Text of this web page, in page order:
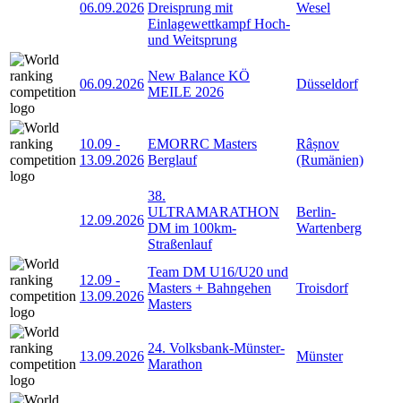
06.09.2026 Dreisprung mit
Einlagewettkampf Hoch-
und Weitsprung
Wesel
06.09.2026
New Balance KÖ
MEILE 2026
Düsseldorf
10.09 -
13.09.2026
EMORRC Masters
Berglauf
Râșnov
(Rumänien)
12.09.2026
38.
ULTRAMARATHON
DM im 100km-
Straßenlauf
Berlin-
Wartenberg
12.09 -
13.09.2026
Team DM U16/U20 und
Masters + Bahngehen
Masters
Troisdorf
13.09.2026
24. Volksbank-Münster-
Marathon
Münster